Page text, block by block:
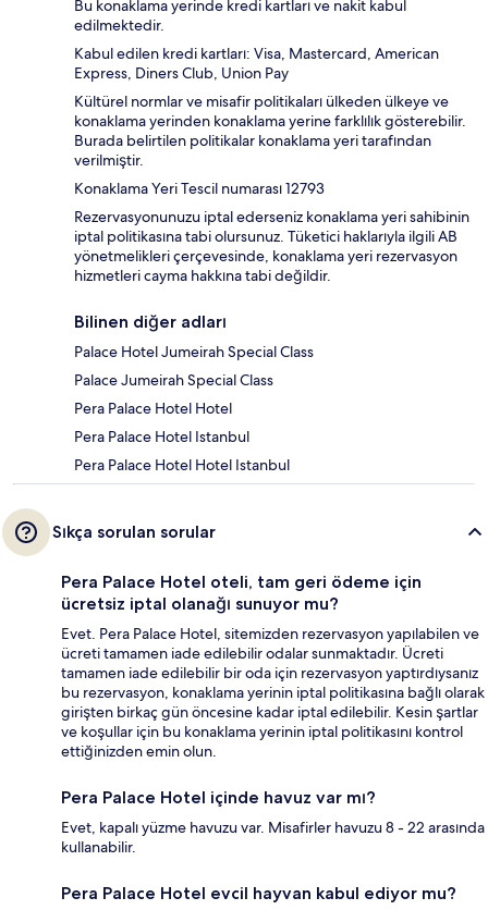
Bu konaklama yerinde kredi kartları ve nakit kabul
edilmektedir.
Kabul edilen kredi kartları: Visa, Mastercard, American
Express, Diners Club, Union Pay
Kültürel normlar ve misafir politikaları ülkeden ülkeye ve
konaklama yerinden konaklama yerine farklılık gösterebilir.
Burada belirtilen politikalar konaklama yeri tarafından
verilmiştir.
Konaklama Yeri Tescil numarası 12793
Rezervasyonunuzu iptal ederseniz konaklama yeri sahibinin
iptal politikasına tabi olursunuz. Tüketici haklarıyla ilgili AB
yönetmelikleri çerçevesinde, konaklama yeri rezervasyon
hizmetleri cayma hakkına tabi değildir.
Bilinen diğer adları
Palace Hotel Jumeirah Special Class
Palace Jumeirah Special Class
Pera Palace Hotel Hotel
Pera Palace Hotel Istanbul
Pera Palace Hotel Hotel Istanbul
Sıkça sorulan sorular
Pera Palace Hotel oteli, tam geri ödeme için
ücretsiz iptal olanağı sunuyor mu?
Evet. Pera Palace Hotel, sitemizden rezervasyon yapılabilen ve
ücreti tamamen iade edilebilir odalar sunmaktadır. Ücreti
tamamen iade edilebilir bir oda için rezervasyon yaptırdıysanız
bu rezervasyon, konaklama yerinin iptal politikasına bağlı olarak
girişten birkaç gün öncesine kadar iptal edilebilir. Kesin şartlar
ve koşullar için bu konaklama yerinin iptal politikasını kontrol
ettiğinizden emin olun.
Pera Palace Hotel içinde havuz var mı?
Evet, kapalı yüzme havuzu var. Misafirler havuzu 8 - 22 arasında
kullanabilir.
Pera Palace Hotel evcil hayvan kabul ediyor mu?